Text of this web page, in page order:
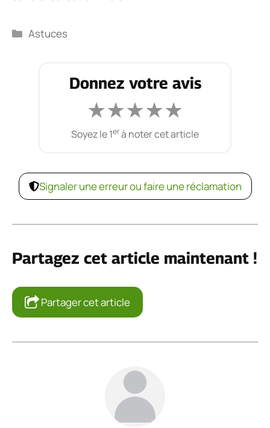
Catégories
Astuces
Donnez votre avis
★★★★★
Soyez le 1erà noter cet article
Signaler une erreur ou faire une réclamation
Partagez cet article maintenant !
Partager cet article